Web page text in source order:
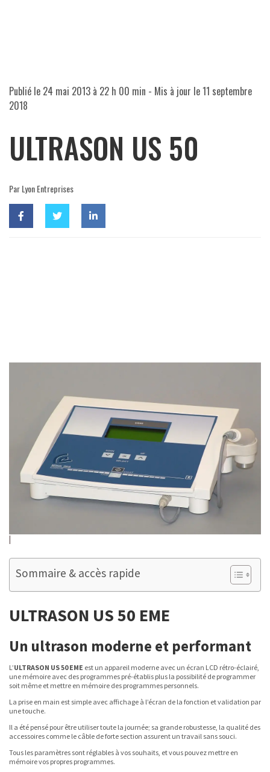
Publié le 24 mai 2013 à 22 h 00 min - Mis à jour le11 septembre
2018
ULTRASON US 50
Par Lyon Entreprises
Sommaire & accès rapide
ULTRASON US 50 EME
Un ultrason moderne et performant
L’ULTRASON US 50 EME est un appareil moderne avec un écran LCD rétro-éclairé,
une mémoire avec des programmes pré-établis plus la possibilité de programmer
soit même et mettre en mémoire des programmes personnels.
La prise en main est simple avec affichage à l’écran de la fonction et validation par
une touche.
Il a été pensé pour être utiliser toute la journée; sa grande robustesse, la qualité des
accessoires comme le câble de forte section assurent un travail sans souci.
Tous les paramètres sont réglables à vos souhaits, et vous pouvez mettre en
mémoire vos propres programmes.